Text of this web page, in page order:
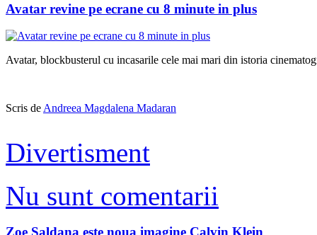
Avatar revine pe ecrane cu 8 minute in plus
Avatar, blockbusterul cu incasarile cele mai mari din istoria
Scris de Andreea Magdalena Madaran
Divertisment
Nu sunt comentarii